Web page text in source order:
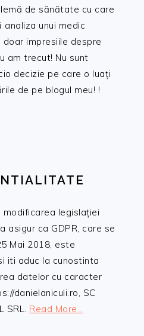
de sănătate cu care
unui medic
impresiile despre
am trecut! Nu sunt
decizie pe care o luați
de pe blogul meu! !
modificarea legislației
asigur ca GDPR, care se
Mai 2018, este
iti aduc la cunostinta
datelor cu caracter
danielaniculi.ro, SC
SRL. Read More…